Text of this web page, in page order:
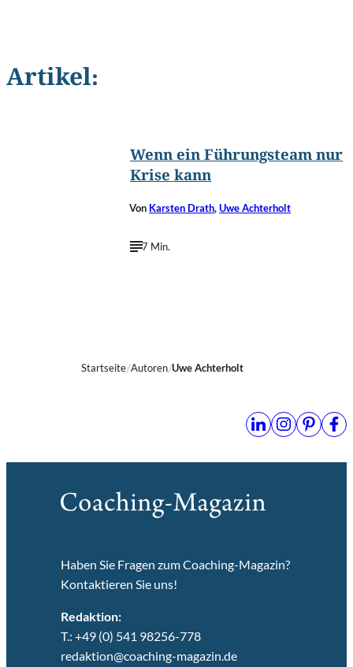
Artikel:
Wenn ein Führungsteam nur
Krise kann
Von Karsten Drath,Uwe Achterholt
7 Min.
Startseite Autoren Uwe Achterholt
Haben Sie Fragen zum Coaching-Magazin?
Kontaktieren Sie uns!
Redaktion:
T.: +49 (0) 541 98256-778
redaktion@coaching-magazin.de